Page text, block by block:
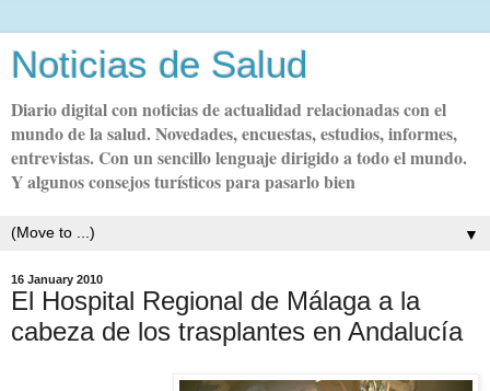
Noticias de Salud
Diario digital con noticias de actualidad relacionadas con el
mundo de la salud. Novedades, encuestas, estudios, informes,
entrevistas. Con un sencillo lenguaje dirigido a todo el mundo.
Y algunos consejos turísticos para pasarlo bien
▼
16 January 2010
El Hospital Regional de Málaga a la
cabeza de los trasplantes en Andalucía